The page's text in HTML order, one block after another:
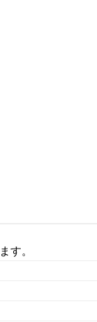
す。